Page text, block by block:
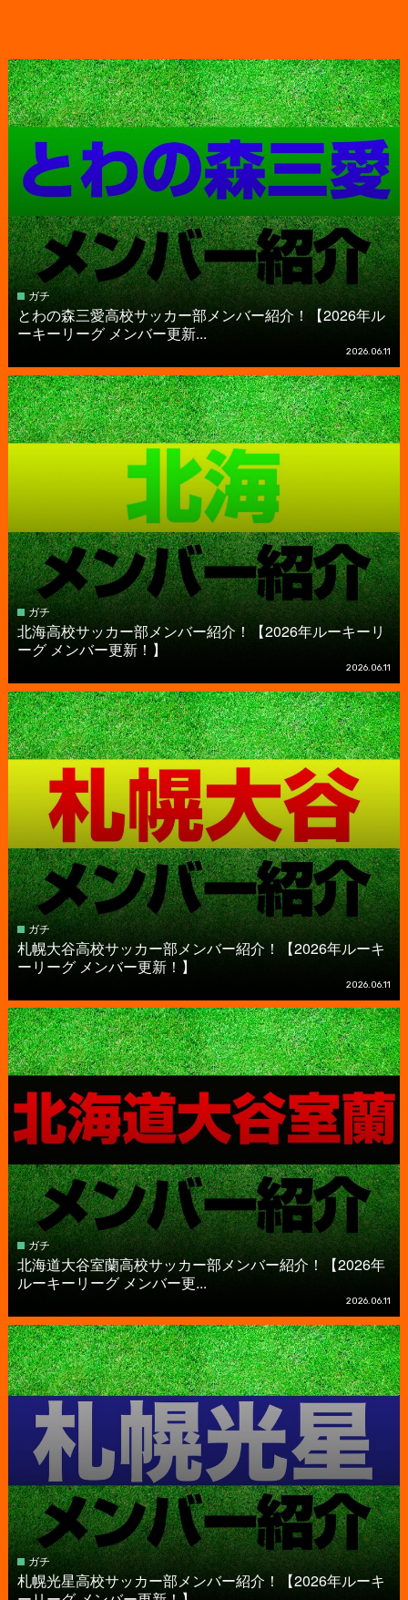
ガチ
とわの森三愛高校サッカー部メンバー紹介！【2026年ル
ーキーリーグ メンバー更新...
2026.06.11
ガチ
北海高校サッカー部メンバー紹介！【2026年ルーキーリ
ーグ メンバー更新！】
2026.06.11
ガチ
札幌大谷高校サッカー部メンバー紹介！【2026年ルーキ
ーリーグ メンバー更新！】
2026.06.11
ガチ
北海道大谷室蘭高校サッカー部メンバー紹介！【2026年
ルーキーリーグ メンバー更...
2026.06.11
ガチ
札幌光星高校サッカー部メンバー紹介！【2026年ルーキ